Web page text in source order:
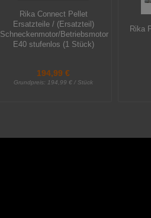
Rika Connect Pellet
Ersatzteile / (Ersatzteil)
Schneckenmotor/Betriebsmotor
E40 stufenlos (1 Stück)
194,99 €
Grundpreis: 194,99 € / Stück
Rika